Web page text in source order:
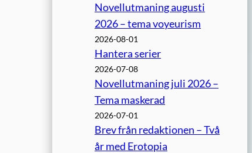
Novellutmaning augusti
2026 – tema voyeurism
2026-08-01
Hantera serier
2026-07-08
Novellutmaning juli 2026 –
Tema maskerad
2026-07-01
Brev från redaktionen – Två
år med Erotopia